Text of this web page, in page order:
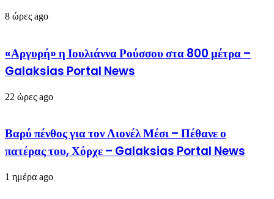
8 ώρες ago
«Αργυρή» η Ιουλιάννα Ρούσσου στα 800 μέτρα –
Galaksias Portal News
22 ώρες ago
Βαρύ πένθος για τον Λιονέλ Μέσι – Πέθανε ο
πατέρας του, Χόρχε – Galaksias Portal News
1 ημέρα ago